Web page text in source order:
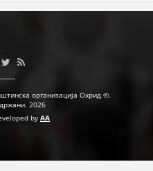
организација Охрид ©.
2026
by AA